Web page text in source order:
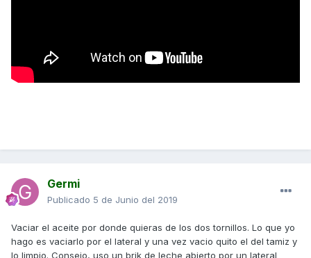
Germi
Publicado 5 de Junio del 2019
Vaciar el aceite por donde quieras de los dos tornillos. Lo que yo
hago es vaciarlo por el lateral y una vez vacio quito el del tamiz y
lo limpio. Consejo, uso un brik de leche abierto por un lateral